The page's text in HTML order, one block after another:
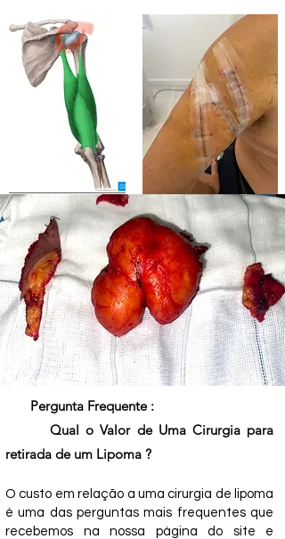
Pergunta Frequente :
Qual o Valor de Uma Cirurgia para
retirada de um Lipoma ?
O custo em relação a uma cirurgia de lipoma
é uma das perguntas mais frequentes que
recebemos na nossa página do site e